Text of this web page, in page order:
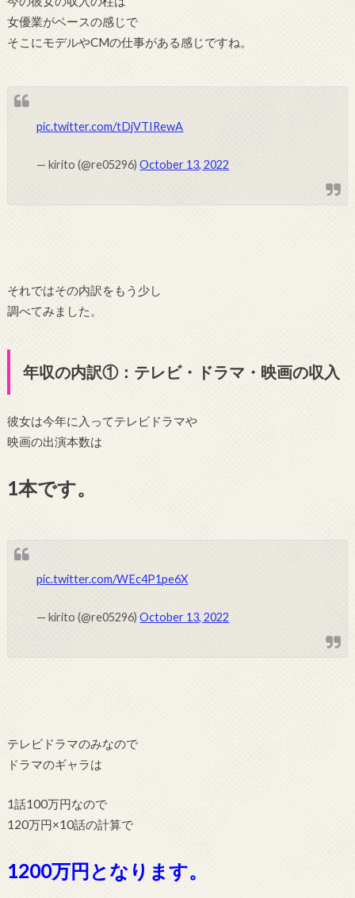
女優業がベースの感じで
そこにモデルやCMの仕事がある感じですね。
pic.twitter.com/tDjVTIRewA
— kirito (@re05296)October 13, 2022
それではその内訳をもう少し
調べてみました。
年収の内訳①：テレビ・ドラマ・映画の収入
彼女は今年に入ってテレビドラマや
映画の出演本数は
1本です。
pic.twitter.com/WEc4P1pe6X
— kirito (@re05296)October 13, 2022
テレビドラマのみなので
ドラマのギャラは
1話100万円なので
120万円×10話の計算で
1200万円となります。